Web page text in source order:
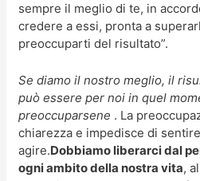
sempre il meglio di te, in
credere a essi, pronta a
preoccuparti del risultato”.
Se diamo il nostro meglio, il
può essere per noi in quel
preoccuparsene . La
chiarezza e impedisce di
agire.Dobbiamo liberarci dal
ogni ambito della nostra vita,